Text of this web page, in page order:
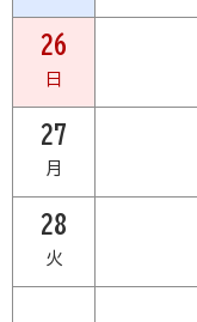
26
日
27
月
28
火